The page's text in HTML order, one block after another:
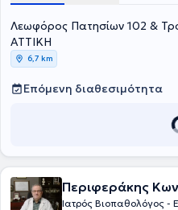
Τέλος, ο γιατρός έχει λάβει
και συνεδρίων, ενώ έχει
εργασιών.
Λεωφόρος Πατησίων 102 &
ΑΤΤΙΚΗ
6,7 km
Επόμενη διαθεσιμότητα
Περιφεράκης
Ιατρός Βιοπαθολόγος -